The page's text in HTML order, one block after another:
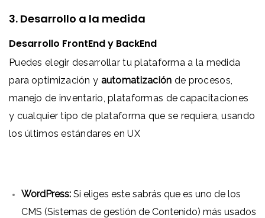
3. Desarrollo a la medida
Desarrollo FrontEnd y BackEnd
Puedes elegir desarrollar tu plataforma a la medida
para optimización y automatización de procesos,
manejo de inventario, plataformas de capacitaciones
y cualquier tipo de plataforma que se requiera, usando
los últimos estándares en UX
WordPress: Si eliges este sabrás que es uno de los
CMS (Sistemas de gestión de Contenido) más usados